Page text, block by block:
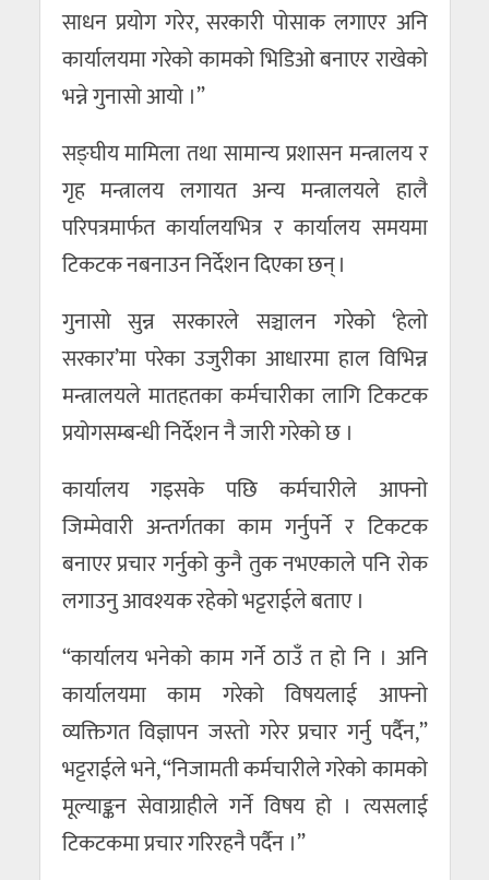
साधन प्रयोग गरेर, सरकारी पोसाक लगाएर अनि
कार्यालयमा गरेको कामको भिडिओ बनाएर राखेको
भन्ने गुनासो आयो ।”
सङ्घीय मामिला तथा सामान्य प्रशासन मन्त्रालय र
गृह मन्त्रालय लगायत अन्य मन्त्रालयले हालै
परिपत्रमार्फत कार्यालयभित्र र कार्यालय समयमा
टिकटक नबनाउन निर्देशन दिएका छन् ।
गुनासो सुन्न सरकारले सञ्चालन गरेको ‘हेलो
सरकार’मा परेका उजुरीका आधारमा हाल विभिन्न
मन्त्रालयले मातहतका कर्मचारीका लागि टिकटक
प्रयोगसम्बन्धी निर्देशन नै जारी गरेको छ ।
कार्यालय गइसके पछि कर्मचारीले आफ्नो
जिम्मेवारी अन्तर्गतका काम गर्नुपर्ने र टिकटक
बनाएर प्रचार गर्नुको कुनै तुक नभएकाले पनि रोक
लगाउनु आवश्यक रहेको भट्टराईले बताए ।
“कार्यालय भनेको काम गर्ने ठाउँ त हो नि । अनि
कार्यालयमा काम गरेको विषयलाई आफ्नो
व्यक्तिगत विज्ञापन जस्तो गरेर प्रचार गर्नु पर्दैन,”
भट्टराईले भने, “निजामती कर्मचारीले गरेको कामको
मूल्याङ्कन सेवाग्राहीले गर्ने विषय हो । त्यसलाई
टिकटकमा प्रचार गरिरहनै पर्दैन ।”